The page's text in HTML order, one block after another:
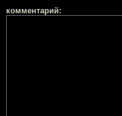
комментарий: